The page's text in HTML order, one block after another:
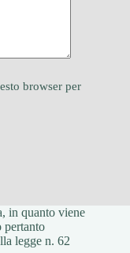
browser per
in quanto viene
pertanto
legge n. 62